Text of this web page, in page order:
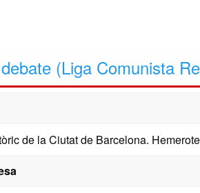
(Liga Comunista
de la Ciutat de Barcelona.